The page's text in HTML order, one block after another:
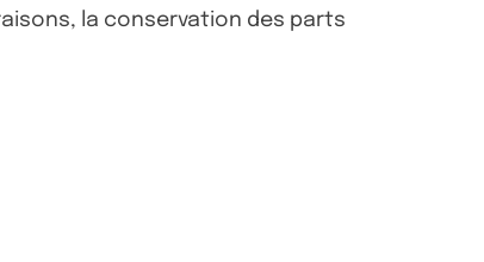
la conservation des parts